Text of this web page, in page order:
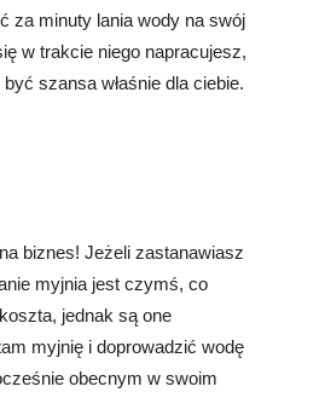
za minuty lania wody na swój
w trakcie niego napracujesz,
szansa właśnie dla ciebie.
biznes! Jeżeli zastanawiasz
myjnia jest czymś, co
jednak są one
myjnię i doprowadzić wodę
obecnym w swoim